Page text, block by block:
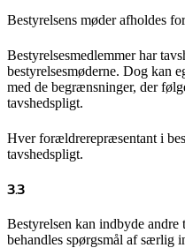
Bestyrelsens møder afholdes
Bestyrelsesmedlemmer har
bestyrelsesmøderne. Dog kan
med de begrænsninger, der
tavshedspligt.
Hver forældrerepræsentant i
tavshedspligt.
3.3
Bestyrelsen kan indbyde andre
behandles spørgsmål af særlig